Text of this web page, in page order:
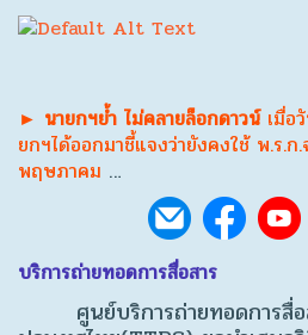
► นายกฯย้ำ ไม่คลายล็อกดาวน์ เมื่อ
ยกฯได้ออกมาชี้แจงว่ายังคงใช้ พ.ร.
พฤษภาคม …
บริการถ่ายทอดการสื่อสาร
ศูนย์บริการถ่ายทอดการสื่อ